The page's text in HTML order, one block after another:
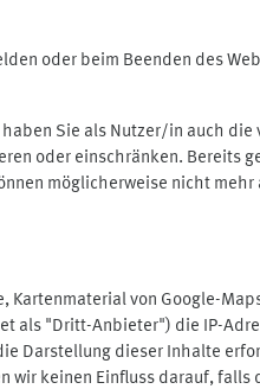
oder beim Beenden des
Sie als Nutzer/in auch die
oder einschränken. Bereits
möglicherweise nicht
von Google-
"Dritt-Anbieter") die IP-
Darstellung dieser Inhalte
keinen Einfluss darauf,